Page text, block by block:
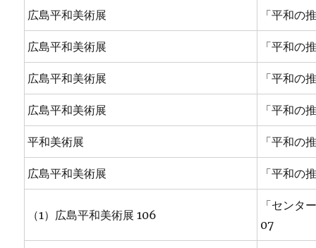
広島平和美術展 「平和の
広島平和美術展 「平和の
広島平和美術展 「平和の
広島平和美術展 「平和の
平和美術展 「平和の
広島平和美術展 「平和の
（1）広島平和美術展 106
「センタ
07